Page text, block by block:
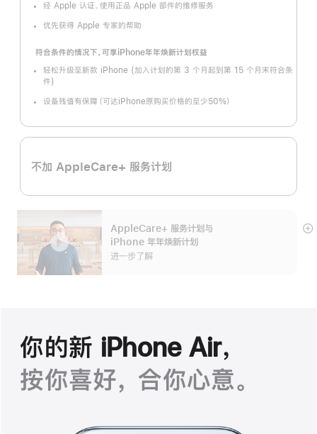
经 Apple 认证、使用正品 Apple 部件的维修服务
优先获得 Apple 专家的帮助
符合条件的情况下，可享iPhone年年焕新计划权益
轻松升级至新款 iPhone (加入计划的第 3 个月起到第 15 个月末符合条
件)
设备残值有保障（可达iPhone原购买价格的至少50%）
不加 AppleCare+ 服务计划
AppleCare+ 服务计划 与
iPhone 年年焕新计划
进一步了解
展
你的新 iPhone Air，
按你喜好， 合你心意。